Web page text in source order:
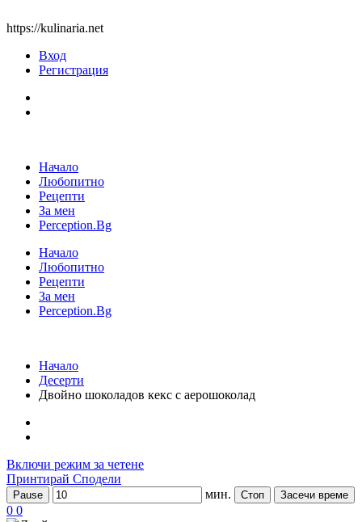
https://kulinaria.net
Вход
Регистрация
Начало
Любопитно
Рецепти
За мен
Perception.Bg
Начало
Любопитно
Рецепти
За мен
Perception.Bg
Начало
Десерти
Двойно шоколадов кекс с аерошоколад
Включи режим за четене
Принтирай Сподели
Pause мин. Стоп Засечи време
0 0